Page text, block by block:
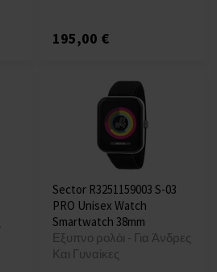
195,00 €
Sector R3251159003 S-03
PRO Unisex Watch
Smartwatch 38mm
Εξυπνο ρολόι - Για Άνδρες
Και Γυναίκες